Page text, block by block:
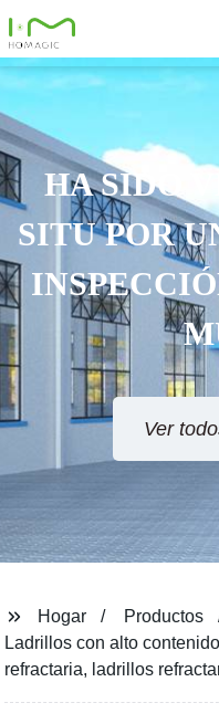
IN
DE
EL
Hogar
Productos
Ladrillos con alto
refractaria, ladrillos